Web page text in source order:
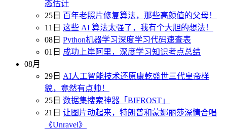
态估计
25日 百年老照片修复算法，那些高颜值的父母！
11日 这些 AI 算法太强了，我有个大胆的想法！
08日 Python机器学习深度学习代码速查表
01日 成功上岸阿里，深度学习知识考点总结
08月
29日 AI人工智能技术还原康乾盛世三代皇帝样
貌，竟然有点帅！
25日 数据集搜索神器「BIFROST」
21日 让图片动起来，特朗普和蒙娜丽莎深情合唱
《Unravel》